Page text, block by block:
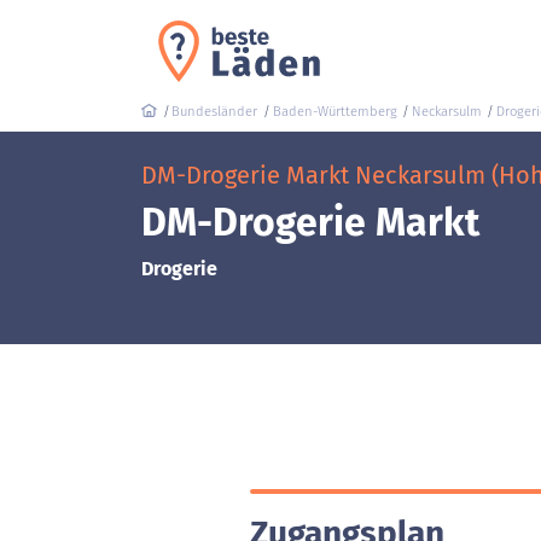
Bundesländer Baden-Württemberg Neckarsulm
DM-Drogerie Markt Neckarsulm
DM-Drogerie Markt
Drogerie